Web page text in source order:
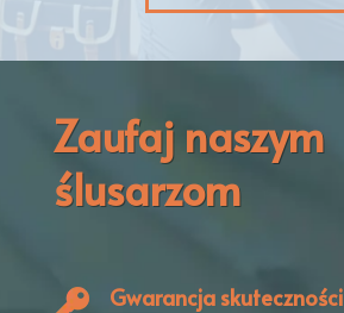
Zaufaj naszym
ślusarzom
Gwarancja skuteczności